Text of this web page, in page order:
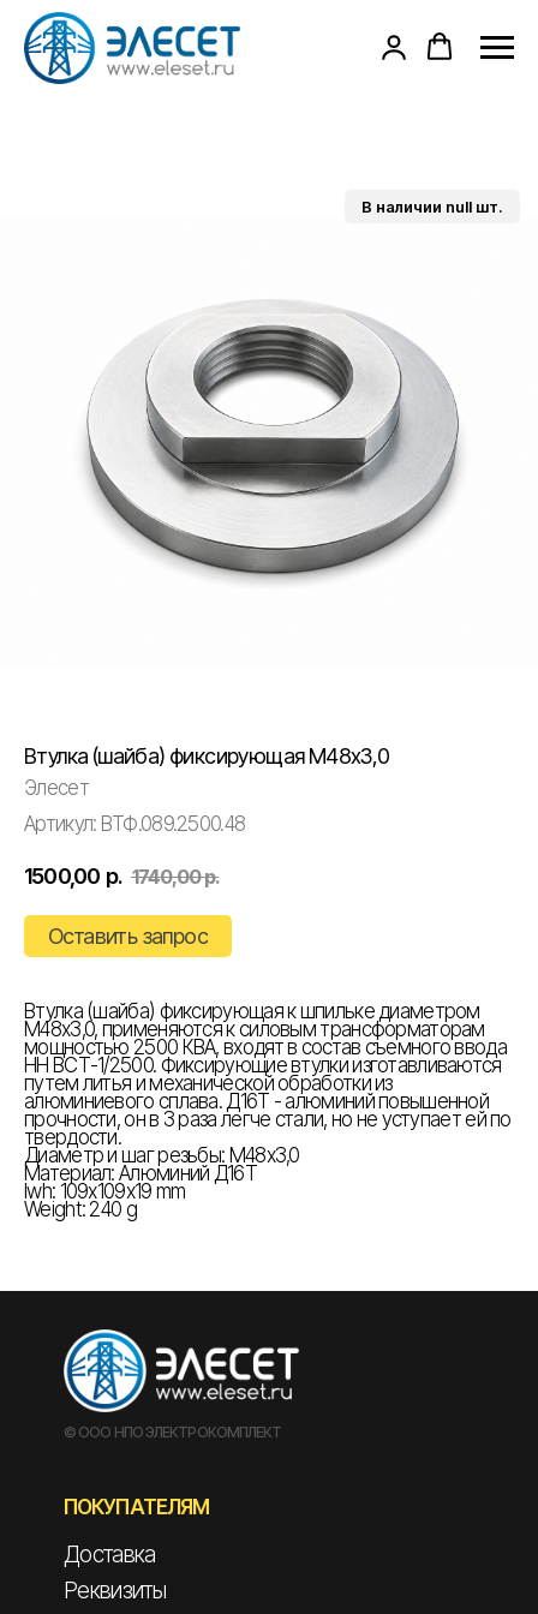
Втулка (шайба) фиксирующая М48х3,0
Элесет
Артикул: ВТФ.089.2500.48
1500,00 р. 1740,00р.
Оставить запрос
Втулка (шайба) фиксирующая к шпильке диаметром
М48х3,0, применяются к силовым трансформаторам
мощностью 2500 КВА, входят в состав съемного ввода
НН ВСТ-1/2500. Фиксирующие втулки изготавливаются
путем литья и механической обработки из
алюминиевого сплава. Д16Т - алюминий повышенной
прочности, он в 3 раза легче стали, но не уступает ей по
твердости.
Диаметр и шаг резьбы: М48х3,0
Материал: Алюминий Д16Т
lwh: 109x109x19 mm
Weight: 240 g
© ООО НПО ЭЛЕКТРОКОМПЛЕКТ
ПОКУПАТЕЛЯМ
Доставка
Реквизиты